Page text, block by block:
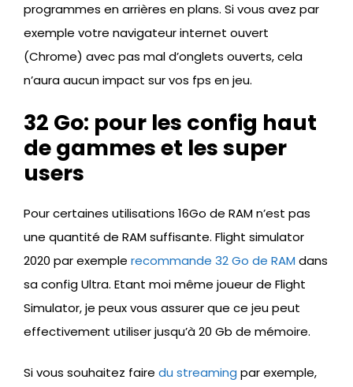
programmes en arrières en plans. Si vous avez par
exemple votre navigateur internet ouvert
(Chrome) avec pas mal d’onglets ouverts, cela
n’aura aucun impact sur vos fps en jeu.
32 Go: pour les config haut
de gammes et les super
users
Pour certaines utilisations 16Go de RAM n’est pas
une quantité de RAM suffisante. Flight simulator
2020 par exemple recommande 32 Go de RAM dans
sa config Ultra. Etant moi même joueur de Flight
Simulator, je peux vous assurer que ce jeu peut
effectivement utiliser jusqu’à 20 Gb de mémoire.
Si vous souhaitez faire du streaming par exemple,